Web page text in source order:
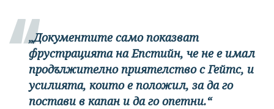
„Документите само показват
фрустрацията на Епстийн, че не е имал
продължително приятелство с Гейтс, и
усилията, които е положил, за да го
постави в капан и да го опетни.“